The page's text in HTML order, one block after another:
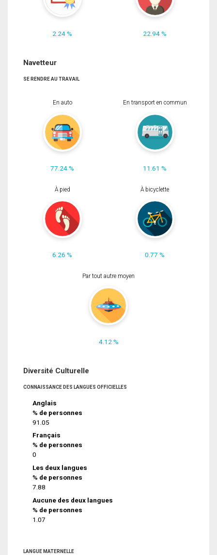
2.24 % 22.94 %
Navetteur
SE RENDRE AU TRAVAIL
En auto
77.24 %
En transport en commun
11.61 %
À pied
6.26 %
À bicyclette
0.77 %
Par tout autre moyen
4.12 %
Diversité Culturelle
CONNAISSANCE DES LANGUES OFFICIELLES
Anglais
% de personnes
91.05
Français
% de personnes
0
Les deux langues
% de personnes
7.88
Aucune des deux langues
% de personnes
1.07
LANGUE MATERNELLE